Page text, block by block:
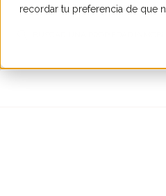
recordar tu preferencia de que